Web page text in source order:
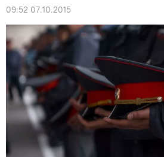
09:52 07.10.2015